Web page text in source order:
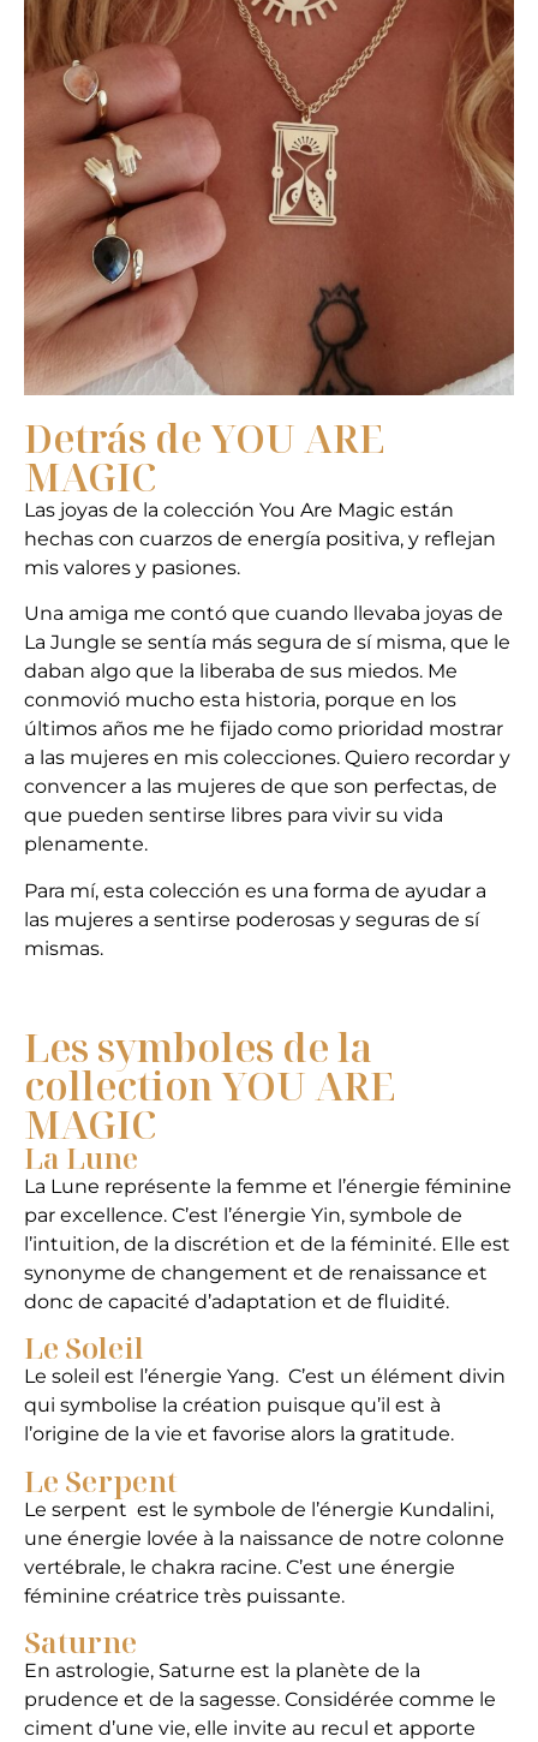
Detrás de YOU ARE
MAGIC
Las joyas de la colección You Are Magic están
hechas con cuarzos de energía positiva, y reflejan
mis valores y pasiones.
Una amiga me contó que cuando llevaba joyas de
La Jungle se sentía más segura de sí misma, que le
daban algo que la liberaba de sus miedos. Me
conmovió mucho esta historia, porque en los
últimos años me he fijado como prioridad mostrar
a las mujeres en mis colecciones. Quiero recordar y
convencer a las mujeres de que son perfectas, de
que pueden sentirse libres para vivir su vida
plenamente.
Para mí, esta colección es una forma de ayudar a
las mujeres a sentirse poderosas y seguras de sí
mismas.
Les symboles de la
collection YOU ARE
MAGIC
La Lune
La Lune représente la femme et l’énergie féminine
par excellence. C’est l’énergie Yin, symbole de
l’intuition, de la discrétion et de la féminité. Elle est
synonyme de changement et de renaissance et
donc de capacité d’adaptation et de fluidité.
Le Soleil
Le soleil est l’énergie Yang. C’est un élément divin
qui symbolise la création puisque qu’il est à
l’origine de la vie et favorise alors la gratitude.
Le Serpent
Le serpent est le symbole de l’énergie Kundalini,
une énergie lovée à la naissance de notre colonne
vertébrale, le chakra racine. C’est une énergie
féminine créatrice très puissante.
Saturne
En astrologie, Saturne est la planète de la
prudence et de la sagesse. Considérée comme le
ciment d’une vie, elle invite au recul et apporte